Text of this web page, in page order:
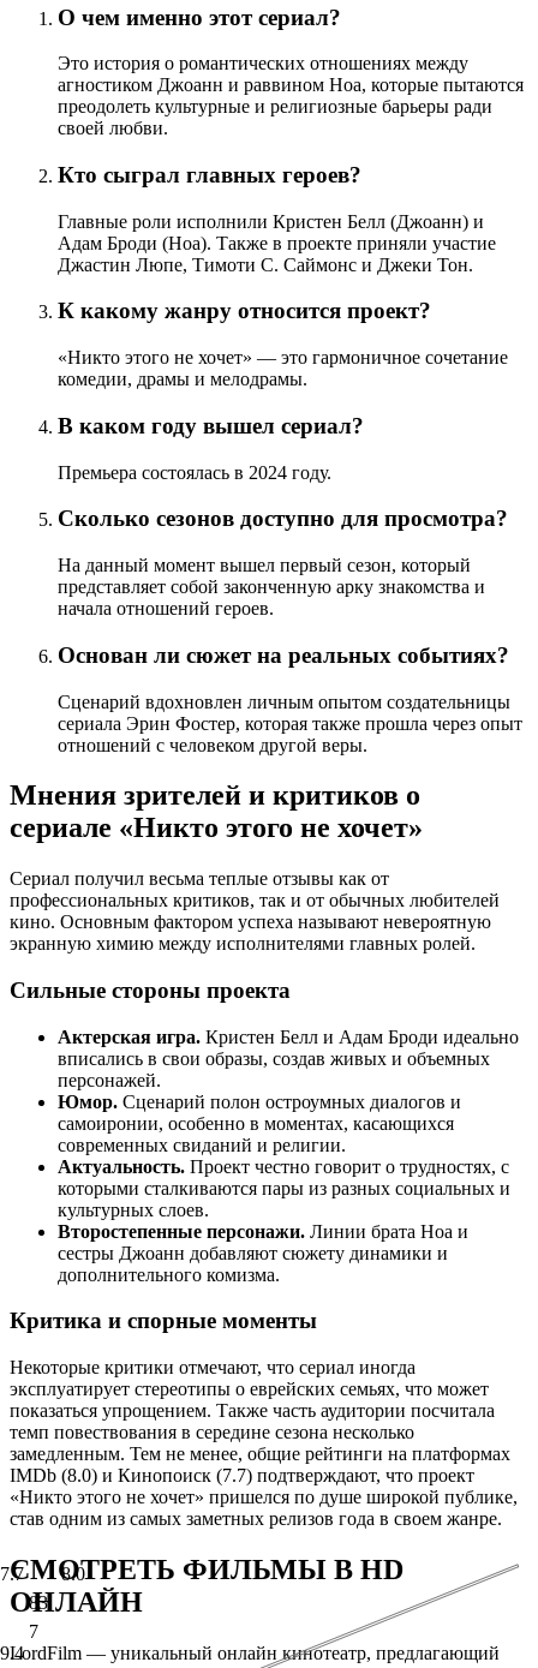
7.7
8.0
83
7
9.4
О чем именно этот сериал?
Это история о романтических отношениях между
агностиком Джоанн и раввином Ноа, которые пытаются
преодолеть культурные и религиозные барьеры ради
своей любви.
Кто сыграл главных героев?
Главные роли исполнили Кристен Белл (Джоанн) и
Адам Броди (Ноа). Также в проекте приняли участие
Джастин Люпе, Тимоти С. Саймонс и Джеки Тон.
К какому жанру относится проект?
«Никто этого не хочет» — это гармоничное сочетание
комедии, драмы и мелодрамы.
В каком году вышел сериал?
Премьера состоялась в 2024 году.
Сколько сезонов доступно для просмотра?
На данный момент вышел первый сезон, который
представляет собой законченную арку знакомства и
начала отношений героев.
Основан ли сюжет на реальных событиях?
Сценарий вдохновлен личным опытом создательницы
сериала Эрин Фостер, которая также прошла через опыт
отношений с человеком другой веры.
Мнения зрителей и критиков о
сериале «Никто этого не хочет»
Сериал получил весьма теплые отзывы как от
профессиональных критиков, так и от обычных любителей
кино. Основным фактором успеха называют невероятную
экранную химию между исполнителями главных ролей.
Сильные стороны проекта
Актерская игра. Кристен Белл и Адам Броди идеально
вписались в свои образы, создав живых и объемных
персонажей.
Юмор. Сценарий полон остроумных диалогов и
самоиронии, особенно в моментах, касающихся
современных свиданий и религии.
Актуальность. Проект честно говорит о трудностях, с
которыми сталкиваются пары из разных социальных и
культурных слоев.
Второстепенные персонажи. Линии брата Ноа и
сестры Джоанн добавляют сюжету динамики и
дополнительного комизма.
Критика и спорные моменты
Некоторые критики отмечают, что сериал иногда
эксплуатирует стереотипы о еврейских семьях, что может
показаться упрощением. Также часть аудитории посчитала
темп повествования в середине сезона несколько
замедленным. Тем не менее, общие рейтинги на платформах
IMDb (8.0) и Кинопоиск (7.7) подтверждают, что проект
«Никто этого не хочет» пришелся по душе широкой публике,
став одним из самых заметных релизов года в своем жанре.
СМОТРЕТЬ ФИЛЬМЫ В HD
ОНЛАЙН
LordFilm — уникальный онлайн кинотеатр, предлагающий